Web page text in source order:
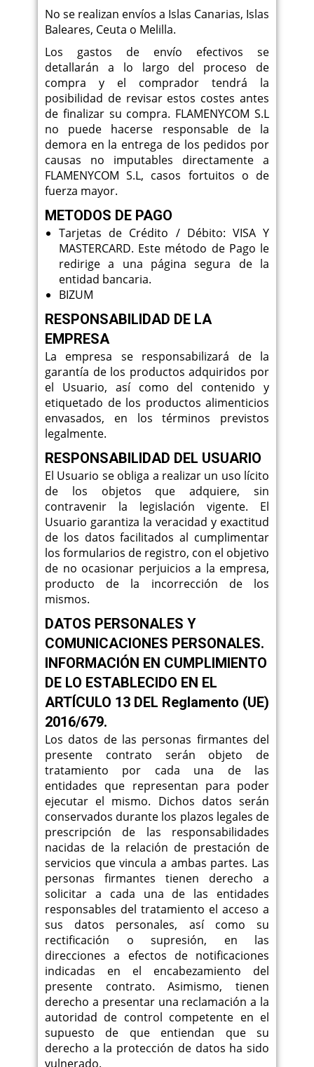
No se realizan envíos a Islas Canarias, Islas
Baleares, Ceuta o Melilla.
Los gastos de envío efectivos se
detallarán a lo largo del proceso de
compra y el comprador tendrá la
posibilidad de revisar estos costes antes
de finalizar su compra. FLAMENYCOM S.L
no puede hacerse responsable de la
demora en la entrega de los pedidos por
causas no imputables directamente a
FLAMENYCOM S.L, casos fortuitos o de
fuerza mayor.
METODOS DE PAGO
Tarjetas de Crédito / Débito: VISA Y
MASTERCARD. Este método de Pago le
redirige a una página segura de la
entidad bancaria.
BIZUM
RESPONSABILIDAD DE LA
EMPRESA
La empresa se responsabilizará de la
garantía de los productos adquiridos por
el Usuario, así como del contenido y
etiquetado de los productos alimenticios
envasados, en los términos previstos
legalmente.
RESPONSABILIDAD DEL USUARIO
El Usuario se obliga a realizar un uso lícito
de los objetos que adquiere, sin
contravenir la legislación vigente. El
Usuario garantiza la veracidad y exactitud
de los datos facilitados al cumplimentar
los formularios de registro, con el objetivo
de no ocasionar perjuicios a la empresa,
producto de la incorrección de los
mismos.
DATOS PERSONALES Y
COMUNICACIONES PERSONALES.
INFORMACIÓN EN CUMPLIMIENTO
DE LO ESTABLECIDO EN EL
ARTÍCULO 13 DEL Reglamento (UE)
2016/679.
Los datos de las personas firmantes del
presente contrato serán objeto de
tratamiento por cada una de las
entidades que representan para poder
ejecutar el mismo. Dichos datos serán
conservados durante los plazos legales de
prescripción de las responsabilidades
nacidas de la relación de prestación de
servicios que vincula a ambas partes. Las
personas firmantes tienen derecho a
solicitar a cada una de las entidades
responsables del tratamiento el acceso a
sus datos personales, así como su
rectificación o supresión, en las
direcciones a efectos de notificaciones
indicadas en el encabezamiento del
presente contrato. Asimismo, tienen
derecho a presentar una reclamación a la
autoridad de control competente en el
supuesto de que entiendan que su
derecho a la protección de datos ha sido
vulnerado.